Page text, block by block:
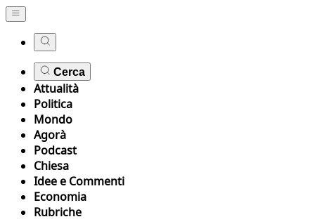
Cerca
Attualità
Politica
Mondo
Agorà
Podcast
Chiesa
Idee e Commenti
Economia
Rubriche